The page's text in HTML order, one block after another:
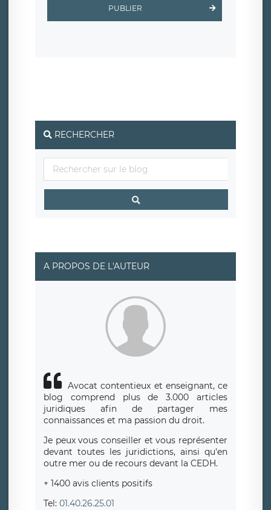
clauses de
protection conformes au RGPD
. Les données collectées
sont conservées jusqu’à ce que l’Internaute en sollicite la
rue Léopold Sédar Senghor, joignable à l’adresse mail :
responsabledetraitement@legavox.fr. Vous avez
également le droit d’introduire une réclamation auprès
d’une autorité de contrôle.
PUBLIER
RECHERCHER
A PROPOS DE L'AUTEUR
Avocat contentieux et enseignant, ce
blog comprend plus de 3.000 articles
juridiques afin de partager mes
connaissances et ma passion du droit.
Je peux vous conseiller et vous représenter
devant toutes les juridictions, ainsi qu'en
outre mer ou de recours devant la CEDH.
+ 1400 avis clients positifs
Tel: 01.40.26.25.01